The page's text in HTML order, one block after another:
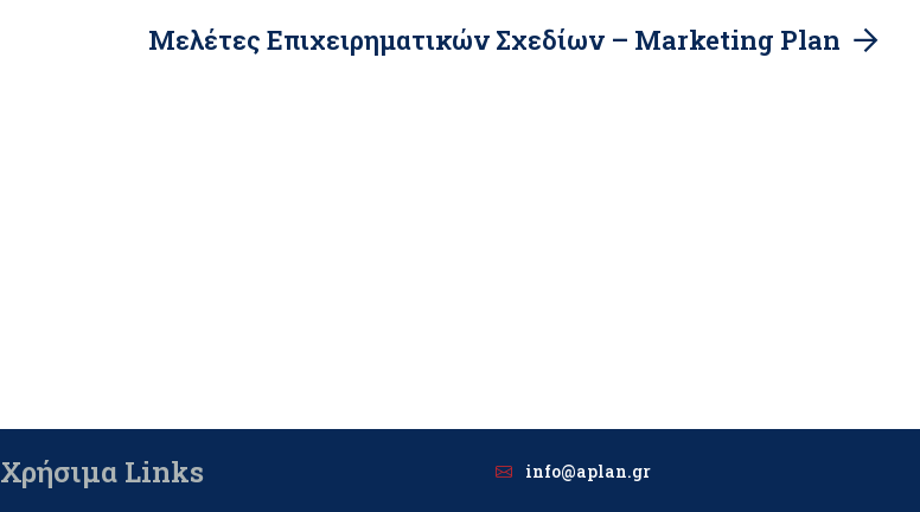
Μελέτες Επιχειρηματικών Σχεδίων – Marketing Plan
Χρήσιμα Links info@aplan.gr